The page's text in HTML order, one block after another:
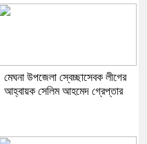
মেঘনা উপজেলা স্বেচ্ছাসেবক লীগের
আহ্বায়ক সেলিম আহমেদ গ্রেপ্তার